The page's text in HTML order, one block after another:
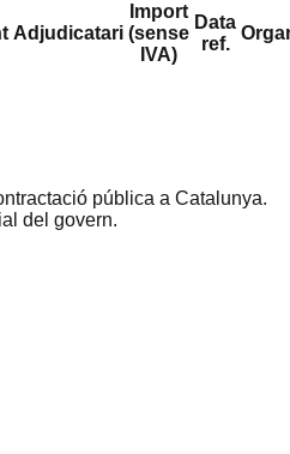
Adjudicatari
Import
(sense
IVA)
Data
ref.
pública a Catalunya.
del govern.